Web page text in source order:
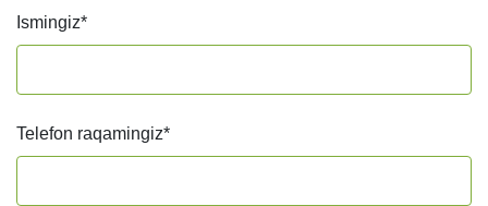
Ismingiz*
Telefon raqamingiz*